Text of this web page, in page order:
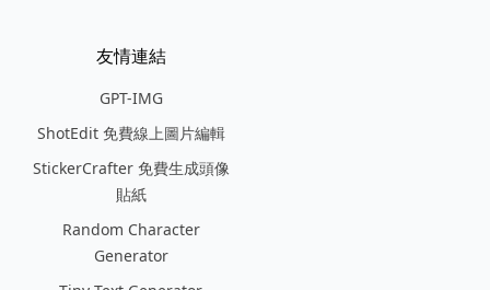
友情連結
GPT-IMG
ShotEdit 免費線上圖片編輯
StickerCrafter 免費生成頭像
貼紙
Random Character
Generator